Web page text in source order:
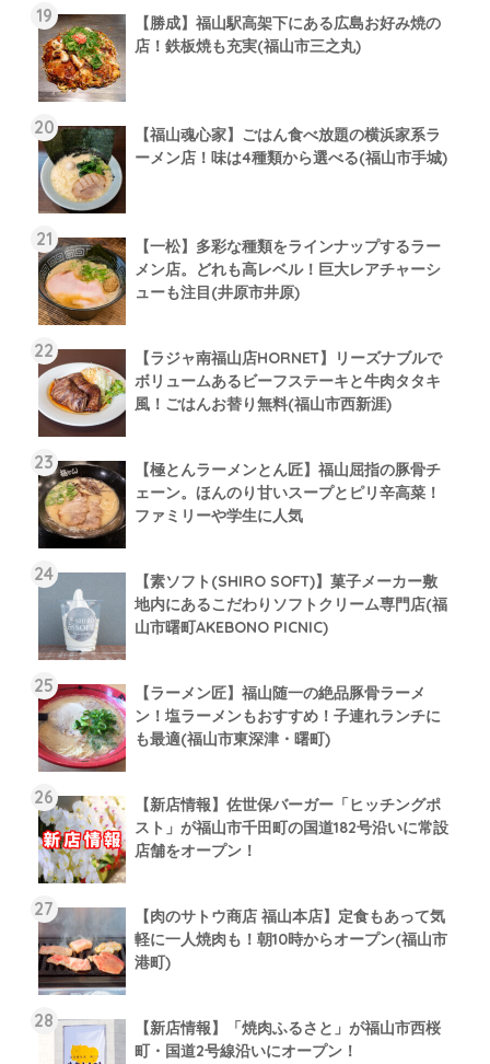
【勝成】福山駅高架下にある広島お好み焼の
店！鉄板焼も充実(福山市三之丸)
【福山魂心家】ごはん食べ放題の横浜家系ラ
ーメン店！味は4種類から選べる(福山市手城)
【一松】多彩な種類をラインナップするラー
メン店。どれも高レベル！巨大レアチャーシ
ューも注目(井原市井原)
【ラジャ南福山店HORNET】リーズナブルで
ボリュームあるビーフステーキと牛肉タタキ
風！ごはんお替り無料(福山市西新涯)
【極とんラーメンとん匠】福山屈指の豚骨チ
ェーン。ほんのり甘いスープとピリ辛高菜！
ファミリーや学生に人気
【素ソフト(SHIRO SOFT)】菓子メーカー敷
地内にあるこだわりソフトクリーム専門店(福
山市曙町AKEBONO PICNIC)
【ラーメン匠】福山随一の絶品豚骨ラーメ
ン！塩ラーメンもおすすめ！子連れランチに
も最適(福山市東深津・曙町)
【新店情報】佐世保バーガー「ヒッチングポ
スト」が福山市千田町の国道182号沿いに常設
店舗をオープン！
【肉のサトウ商店 福山本店】定食もあって気
軽に一人焼肉も！朝10時からオープン(福山市
港町)
【新店情報】「焼肉ふるさと」が福山市西桜
町・国道2号線沿いにオープン！